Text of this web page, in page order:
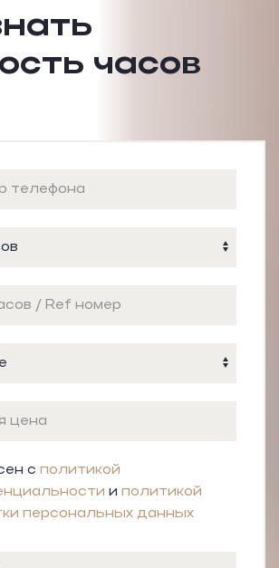
часов
с политикой
и политикой
персональных данных